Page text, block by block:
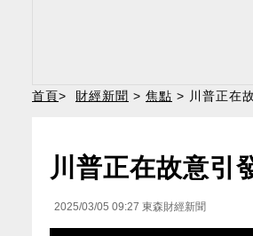
首頁> 財經新聞 > 焦點 > 川普正在
川普正在故意引
2025/03/05 09:27 東森財經新聞